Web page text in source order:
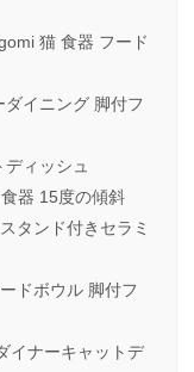
猫 食器 フード
イニング 脚付フ
ィッシュ
器 15度の傾斜
タンド付きセラミ
ドボウル 脚付フ
イナーキャットデ